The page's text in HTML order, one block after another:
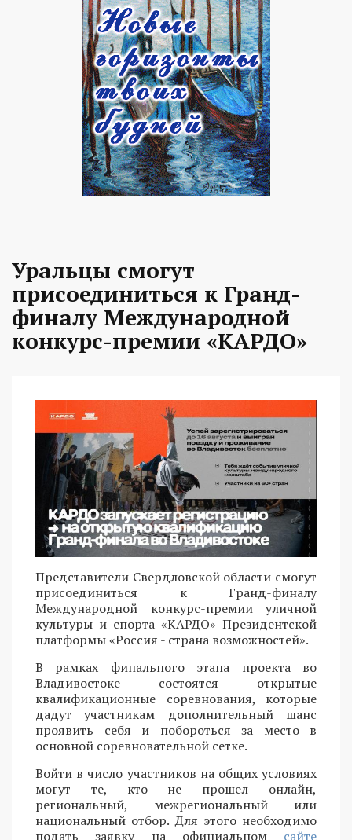
Уральцы смогут
присоединиться к Гранд-
финалу Международной
конкурс-премии «КАРДО»
Представители Свердловской области смогут
присоединиться к Гранд-финалу
Международной конкурс-премии уличной
культуры и спорта «КАРДО» Президентской
платформы «Россия - страна возможностей».
В рамках финального этапа проекта во
Владивостоке состоятся открытые
квалификационные соревнования, которые
дадут участникам дополнительный шанс
проявить себя и побороться за место в
основной соревновательной сетке.
Войти в число участников на общих условиях
могут те, кто не прошел онлайн,
региональный, межрегиональный или
национальный отбор. Для этого необходимо
подать заявку на официальном сайте